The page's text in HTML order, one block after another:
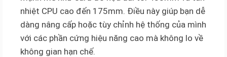
nhiệt CPU cao đến 175mm. Điều này giúp bạn dễ
dàng nâng cấp hoặc tùy chỉnh hệ thống của mình
với các phần cứng hiệu năng cao mà không lo về
không gian hạn chế.